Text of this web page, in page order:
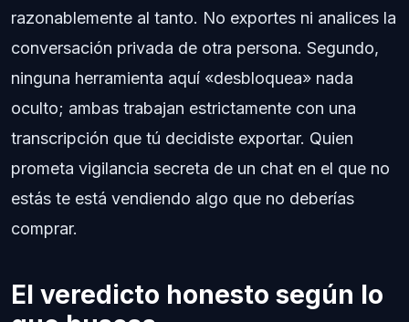
razonablemente al tanto. No exportes ni analices la
conversación privada de otra persona. Segundo,
ninguna herramienta aquí «desbloquea» nada
oculto; ambas trabajan estrictamente con una
transcripción que tú decidiste exportar. Quien
prometa vigilancia secreta de un chat en el que no
estás te está vendiendo algo que no deberías
comprar.
El veredicto honesto según lo